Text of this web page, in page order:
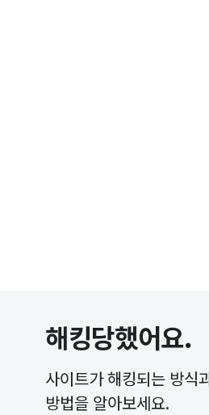
해킹당했어요.
사이트가 해킹되는 방식
방법을 알아보세요.